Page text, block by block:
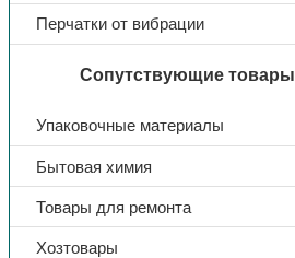
Перчатки от вибрации
Сопутствующие товары
Упаковочные материалы
Бытовая химия
Товары для ремонта
Хозтовары